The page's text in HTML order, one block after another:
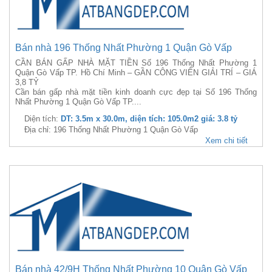
Bán nhà 196 Thống Nhất Phường 1 Quận Gò Vấp
CẦN BÁN GẤP NHÀ MẶT TIỀN Số 196 Thống Nhất Phường 1
Quận Gò Vấp TP. Hồ Chí Minh – GẦN CÔNG VIÊN GIẢI TRÍ – GIÁ
3,8 TỶ
Cần bán gấp nhà mặt tiền kinh doanh cực đẹp tại Số 196 Thống
Nhất Phường 1 Quận Gò Vấp TP....
Diện tích: DT: 3.5m x 30.0m, diện tích: 105.0m2 giá: 3.8 tỷ
Địa chỉ: 196 Thống Nhất Phường 1 Quận Gò Vấp
Xem chi tiết
Bán nhà 42/9H Thống Nhất Phường 10 Quận Gò Vấp